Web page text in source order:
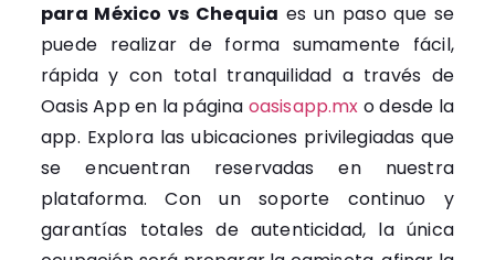
para México vs Chequia es un paso que se
puede realizar de forma sumamente fácil,
rápida y con total tranquilidad a través de
Oasis App en la página oasisapp.mx o desde la
app. Explora las ubicaciones privilegiadas que
se encuentran reservadas en nuestra
plataforma. Con un soporte continuo y
garantías totales de autenticidad, la única